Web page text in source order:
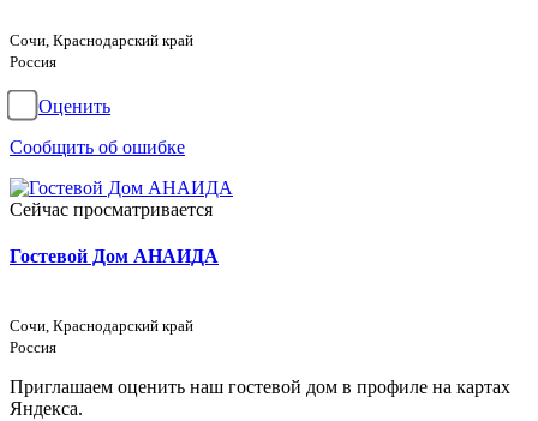
Сочи, Краснодарский край
Россия
Оценить
Сообщить об ошибке
Сейчас просматривается
Гостевой Дом АНАИДА
Сочи, Краснодарский край
Россия
Приглашаем оценить наш гостевой дом в профиле на картах
Яндекса.